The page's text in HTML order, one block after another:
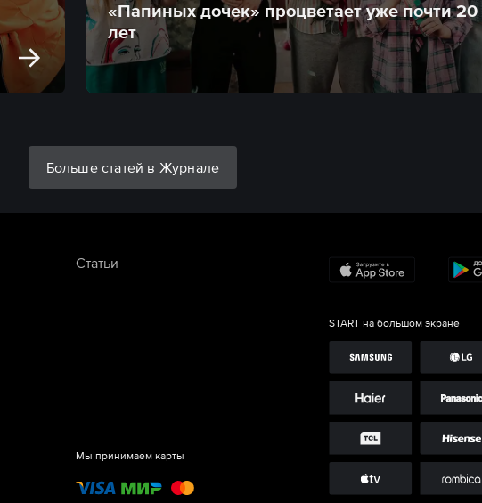
«Папиных дочек» процветает уже почти 20
лет
Больше статей в Журнале
Статьи
Мы принимаем карты
START на большом экране